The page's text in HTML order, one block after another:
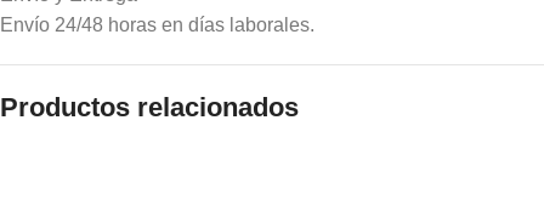
Envío 24/48 horas en días laborales.
Productos relacionados